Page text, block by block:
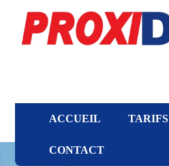
ACCUEIL TARIFS
CONTACT